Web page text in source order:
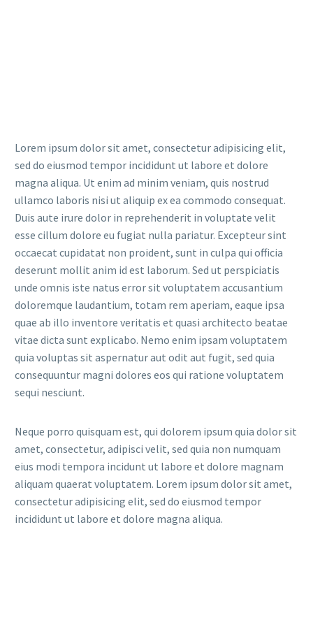
Lorem ipsum dolor sit amet, consectetur adipisicing elit,
sed do eiusmod tempor incididunt ut labore et dolore
magna aliqua. Ut enim ad minim veniam, quis nostrud
ullamco laboris nisi ut aliquip ex ea commodo consequat.
Duis aute irure dolor in reprehenderit in voluptate velit
esse cillum dolore eu fugiat nulla pariatur. Excepteur sint
occaecat cupidatat non proident, sunt in culpa qui officia
deserunt mollit anim id est laborum. Sed ut perspiciatis
unde omnis iste natus error sit voluptatem accusantium
doloremque laudantium, totam rem aperiam, eaque ipsa
quae ab illo inventore veritatis et quasi architecto beatae
vitae dicta sunt explicabo. Nemo enim ipsam voluptatem
quia voluptas sit aspernatur aut odit aut fugit, sed quia
consequuntur magni dolores eos qui ratione voluptatem
sequi nesciunt.
Neque porro quisquam est, qui dolorem ipsum quia dolor sit
amet, consectetur, adipisci velit, sed quia non numquam
eius modi tempora incidunt ut labore et dolore magnam
aliquam quaerat voluptatem. Lorem ipsum dolor sit amet,
consectetur adipisicing elit, sed do eiusmod tempor
incididunt ut labore et dolore magna aliqua.